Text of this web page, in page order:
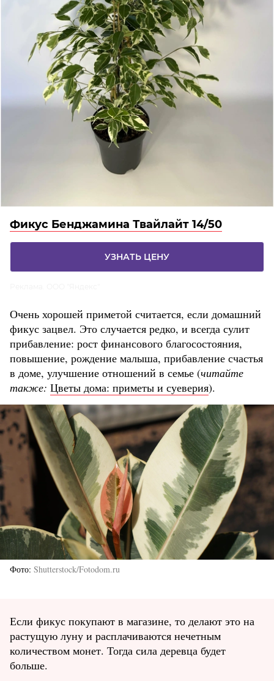
Фикус Бенджамина Твайлайт 14/50
УЗНАТЬ ЦЕНУ
Очень хорошей приметой считается, если домашний
фикус зацвел. Это случается редко, и всегда сулит
прибавление: рост финансового благосостояния,
повышение, рождение малыша, прибавление счастья
в доме, улучшение отношений в семье (читайте
также: Цветы дома: приметы и суеверия).
Фото Shutterstock/Fotodom.ru
Если фикус покупают в магазине, то делают это на
растущую луну и расплачиваются нечетным
количеством монет. Тогда сила деревца будет
больше.